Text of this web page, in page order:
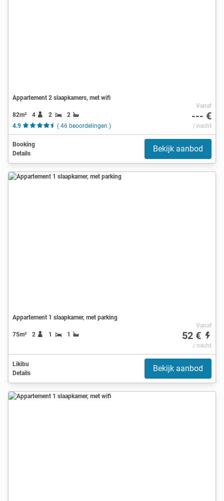
Appartement 2 slaapkamers, met wifi
82m² 4 2
2
4.9
( 46 beoordelingen )
Vanaf
--- €
/ nacht
Booking
Details
Bekijk aanbod
Appartement 1 slaapkamer, met parking
75m² 2 1 1
Vanaf
52 €
/ nacht
Likibu
Details
Bekijk aanbod